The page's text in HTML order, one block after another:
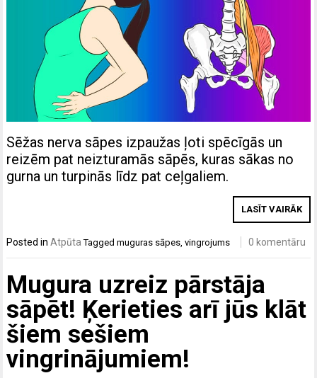
Sēžas nerva sāpes izpaužas ļoti spēcīgās un
reizēm pat neizturamās sāpēs, kuras sākas no
gurna un turpinās līdz pat ceļgaliem.
LASĪT VAIRĀK
Posted inAtpūta Taggedmuguras sāpes,vingrojums 0 komentāru
Mugura uzreiz pārstāja
sāpēt! Ķerieties arī jūs klāt
šiem sešiem
vingrinājumiem!